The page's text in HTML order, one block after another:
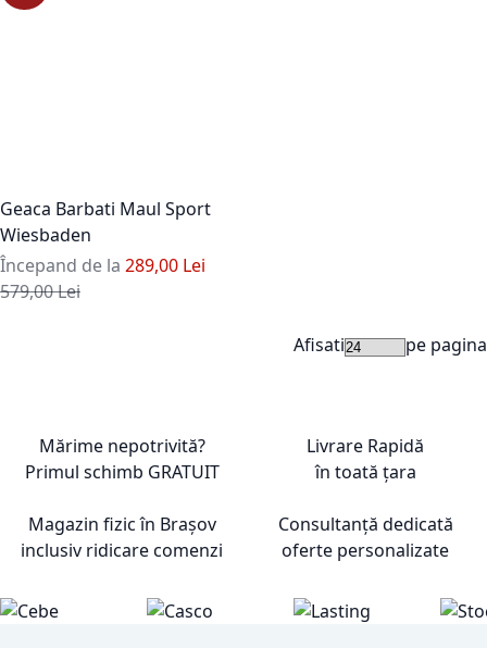
Geaca Barbati Maul Sport
Wiesbaden
Începand de la 289,00 Lei
Pret standard
579,00 Lei
Afisati pe pagina
Mărime nepotrivită?
Primul schimb GRATUIT
Livrare Rapidă
în toată țara
Magazin fizic în Brașov
inclusiv ridicare comenzi
Consultanță dedicată
oferte personalizate